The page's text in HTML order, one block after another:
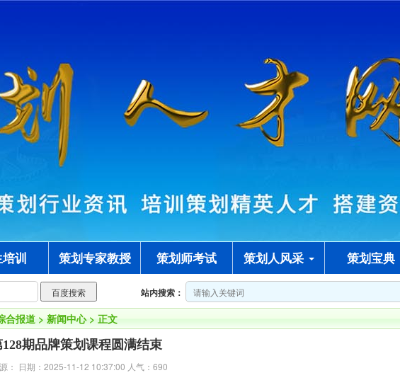
训 策划专家教授 策划师考试 策划人风采 策划宝典
站内搜索：
合报道 > 新闻中心> 正文
期品牌策划课程圆满结束
： 日期：2025-11-12 10:37:00 人气： 690